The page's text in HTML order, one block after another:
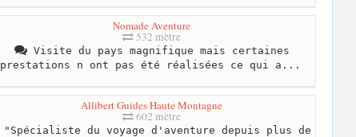
Nomade Aventure
532 mètre
Visite du pays magnifique mais certaines
prestations n ont pas été réalisées ce qui a...
Allibert Guides Haute Montagne
602 mètre
"Spécialiste du voyage d'aventure depuis plus de